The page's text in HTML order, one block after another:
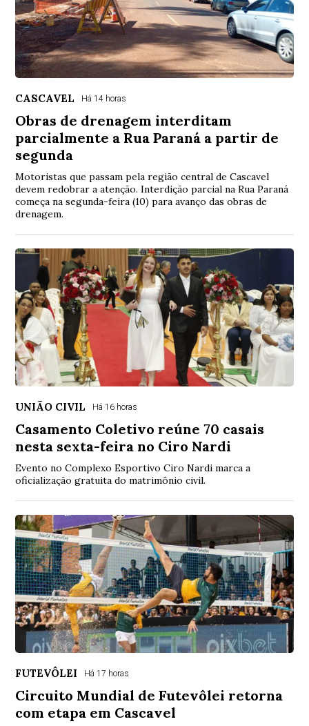
CASCAVEL Há 14 horas
Obras de drenagem interditam
parcialmente a Rua Paraná a partir de
segunda
Motoristas que passam pela região central de Cascavel
devem redobrar a atenção. Interdição parcial na Rua Paraná
começa na segunda-feira (10) para avanço das obras de
drenagem.
UNIÃO CIVIL Há 16 horas
Casamento Coletivo reúne 70 casais
nesta sexta-feira no Ciro Nardi
Evento no Complexo Esportivo Ciro Nardi marca a
oficialização gratuita do matrimônio civil.
FUTEVÔLEI Há 17 horas
Circuito Mundial de Futevôlei retorna
com etapa em Cascavel